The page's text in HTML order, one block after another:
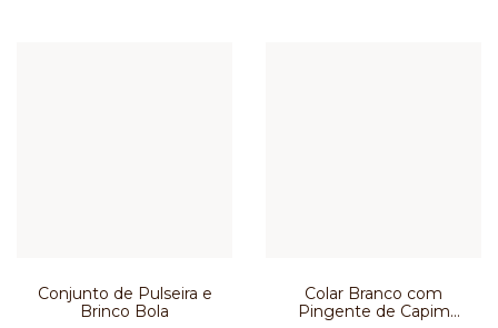
Conjunto de Pulseira e
Brinco Bola
Colar Branco com
Pingente de Capim